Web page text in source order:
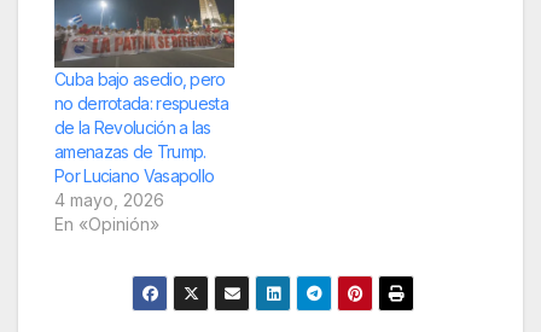
Cuba bajo asedio, pero
no derrotada: respuesta
de la Revolución a las
amenazas de Trump.
Por Luciano Vasapollo
4 mayo, 2026
En «Opinión»